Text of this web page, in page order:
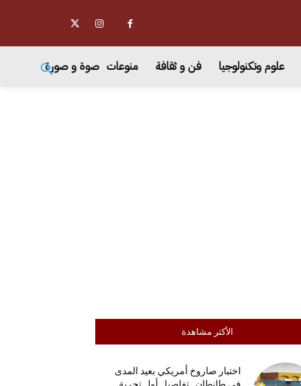
علوم وتكنولوجيا فن و ثقافة منوعات صوة و صورة
الأكثر مشاهدة
اختبار صاروخ أمريكي بعيد المدى